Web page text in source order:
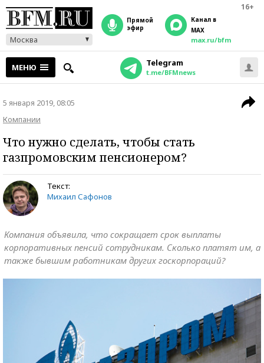
16+
Москва
прямой
эфир
Канал в
MAX
max.ru/bfm
МЕНЮ Telegram
t.me/BFMnews
5 января 2019, 08:05
Компании
Что нужно сделать, чтобы стать
газпромовским пенсионером?
Текст:
Михаил Сафонов
Компания объявила, что сокращает срок выплаты
корпоративных пенсий сотрудникам. Сколько платят им, а
также бывшим работникам других госкорпораций?